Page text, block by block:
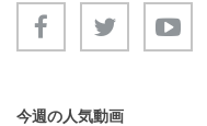
今週の人気動画